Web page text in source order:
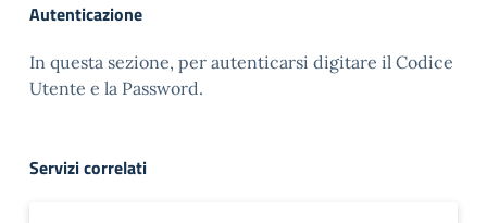
Autenticazione
In questa sezione, per autenticarsi digitare il Codice
Utente e la Password.
Servizi correlati